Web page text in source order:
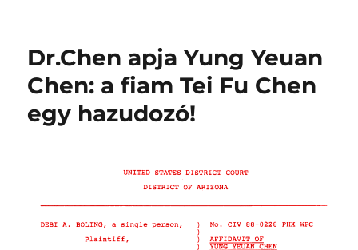
Dr.Chen apja Yung Yeuan
Chen: a fiam Tei Fu Chen
egy hazudozó!